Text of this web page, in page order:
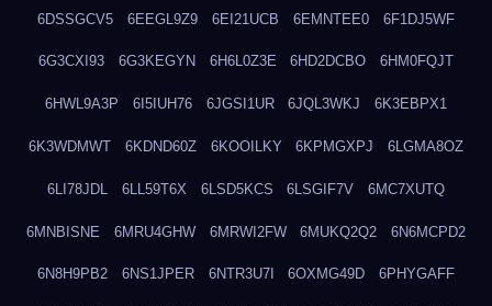
6DSSGCV5 6EEGL9Z9 6EI21UCB 6EMNTEE0 6F1DJ5WF
6G3CXI93 6G3KEGYN 6H6L0Z3E 6HD2DCBO 6HM0FQJT
6HWL9A3P 6I5IUH76 6JGSI1UR 6JQL3WKJ 6K3EBPX1
6K3WDMWT 6KDND60Z 6KOOILKY 6KPMGXPJ 6LGMA8OZ
6LI78JDL 6LL59T6X 6LSD5KCS 6LSGIF7V 6MC7XUTQ
6MNBISNE 6MRU4GHW 6MRWI2FW 6MUKQ2Q2 6N6MCPD2
6N8H9PB2 6NS1JPER 6NTR3U7I 6OXMG49D 6PHYGAFF